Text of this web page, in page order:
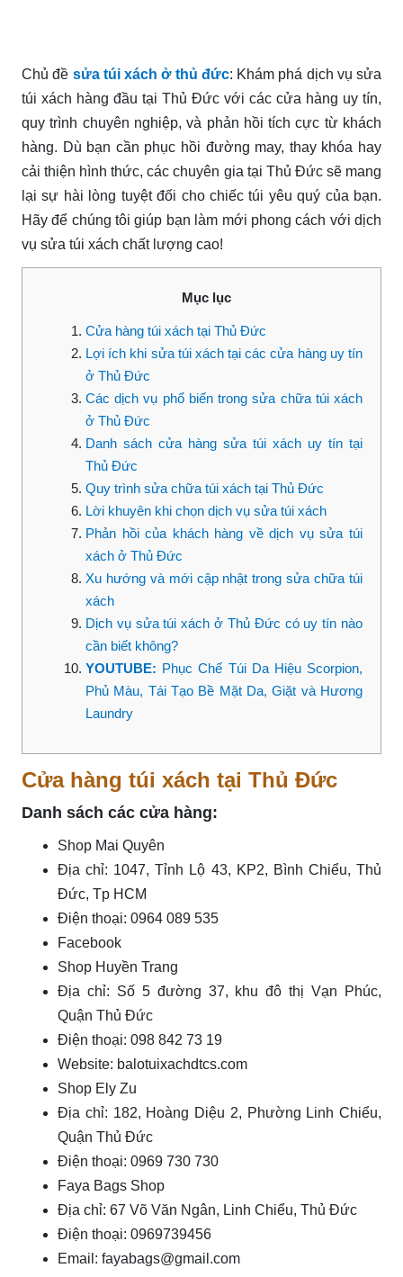
Chủ đề sửa túi xách ở thủ đức: Khám phá dịch vụ sửa
túi xách hàng đầu tại Thủ Đức với các cửa hàng uy tín,
quy trình chuyên nghiệp, và phản hồi tích cực từ khách
hàng. Dù bạn cần phục hồi đường may, thay khóa hay
cải thiện hình thức, các chuyên gia tại Thủ Đức sẽ mang
lại sự hài lòng tuyệt đối cho chiếc túi yêu quý của bạn.
Hãy để chúng tôi giúp bạn làm mới phong cách với dịch
vụ sửa túi xách chất lượng cao!
Mục lục
Cửa hàng túi xách tại Thủ Đức
Lợi ích khi sửa túi xách tại các cửa hàng uy tín
ở Thủ Đức
Các dịch vụ phổ biến trong sửa chữa túi xách
ở Thủ Đức
Danh sách cửa hàng sửa túi xách uy tín tại
Thủ Đức
Quy trình sửa chữa túi xách tại Thủ Đức
Lời khuyên khi chọn dịch vụ sửa túi xách
Phản hồi của khách hàng về dịch vụ sửa túi
xách ở Thủ Đức
Xu hướng và mới cập nhật trong sửa chữa túi
xách
Dịch vụ sửa túi xách ở Thủ Đức có uy tín nào
cần biết không?
YOUTUBE: Phục Chế Túi Da Hiệu Scorpion,
Phủ Màu, Tái Tạo Bề Mặt Da, Giặt và Hương
Laundry
Cửa hàng túi xách tại Thủ Đức
Danh sách các cửa hàng:
Shop Mai Quyên
Địa chỉ: 1047, Tỉnh Lộ 43, KP2, Bình Chiểu, Thủ
Đức, Tp HCM
Điện thoại: 0964 089 535
Facebook
Shop Huyền Trang
Địa chỉ: Số 5 đường 37, khu đô thị Vạn Phúc,
Quận Thủ Đức
Điện thoại: 098 842 73 19
Website: balotuixachdtcs.com
Shop Ely Zu
Địa chỉ: 182, Hoàng Diệu 2, Phường Linh Chiểu,
Quận Thủ Đức
Điện thoại: 0969 730 730
Faya Bags Shop
Địa chỉ: 67 Võ Văn Ngân, Linh Chiểu, Thủ Đức
Điện thoại: 0969739456
Email: fayabags@gmail.com